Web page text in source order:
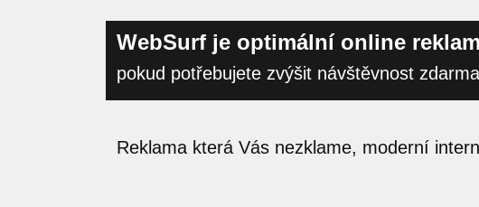
WebSurf je optimální online
pokud potřebujete zvýšit návštěvnost
Reklama která Vás nezklame, moderní